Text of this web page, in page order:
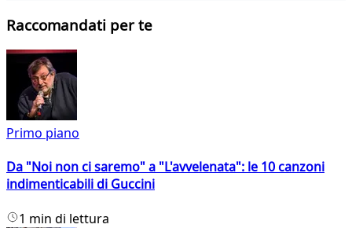
Raccomandati per te
Primo piano
Da "Noi non ci saremo" a "L'avvelenata": le 10 canzoni
indimenticabili di Guccini
1 min di lettura